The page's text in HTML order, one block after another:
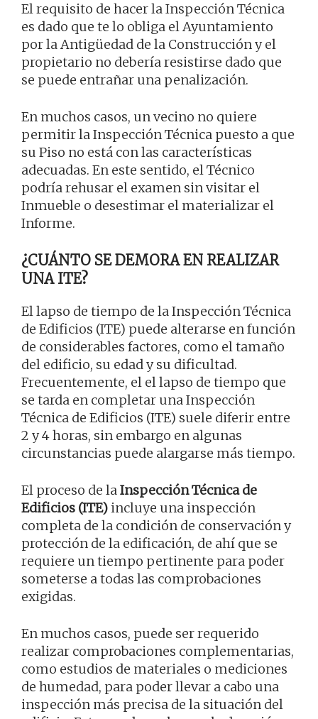
El requisito de hacer la Inspección Técnica
es dado que te lo obliga el Ayuntamiento
por la Antigüedad de la Construcción y el
propietario no debería resistirse dado que
se puede entrañar una penalización.
En muchos casos, un vecino no quiere
permitir la Inspección Técnica puesto a que
su Piso no está con las características
adecuadas. En este sentido, el Técnico
podría rehusar el examen sin visitar el
Inmueble o desestimar el materializar el
Informe.
¿CUÁNTO SE DEMORA EN REALIZAR
UNA ITE?
El lapso de tiempo de la Inspección Técnica
de Edificios (ITE) puede alterarse en función
de considerables factores, como el tamaño
del edificio, su edad y su dificultad.
Frecuentemente, el el lapso de tiempo que
se tarda en completar una Inspección
Técnica de Edificios (ITE) suele diferir entre
2 y 4 horas, sin embargo en algunas
circunstancias puede alargarse más tiempo.
El proceso de laInspección Técnica de
Edificios (ITE)incluye una inspección
completa de la condición de conservación y
protección de la edificación, de ahí que se
requiere un tiempo pertinente para poder
someterse a todas las comprobaciones
exigidas.
En muchos casos, puede ser requerido
realizar comprobaciones complementarias,
como estudios de materiales o mediciones
de humedad, para poder llevar a cabo una
inspección más precisa de la situación del